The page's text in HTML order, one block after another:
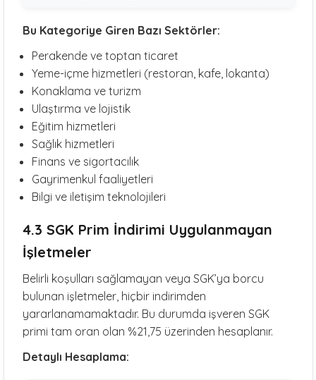
Bu Kategoriye Giren Bazı Sektörler:
Perakende ve toptan ticaret
Yeme-içme hizmetleri (restoran, kafe, lokanta)
Konaklama ve turizm
Ulaştırma ve lojistik
Eğitim hizmetleri
Sağlık hizmetleri
Finans ve sigortacılık
Gayrimenkul faaliyetleri
Bilgi ve iletişim teknolojileri
4.3 SGK Prim İndirimi Uygulanmayan
İşletmeler
Belirli koşulları sağlamayan veya SGK’ya borcu
bulunan işletmeler, hiçbir indirimden
yararlanamamaktadır. Bu durumda işveren SGK
primi tam oran olan %21,75 üzerinden hesaplanır.
Detaylı Hesaplama: